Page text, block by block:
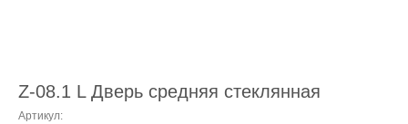
Z-08.1 L Дверь средняя стеклянная
Артикул: